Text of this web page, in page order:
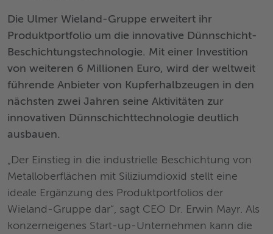
Die Ulmer Wieland-Gruppe erweitert ihr
Produktportfolio um die innovative Dünnschicht-
Beschichtungstechnologie. Mit einer Investition
von weiteren 6 Millionen Euro, wird der weltweit
führende Anbieter von Kupferhalbzeugen in den
nächsten zwei Jahren seine Aktivitäten zur
innovativen Dünnschichttechnologie deutlich
ausbauen.
„Der Einstieg in die industrielle Beschichtung von
Metalloberflächen mit Siliziumdioxid stellt eine
ideale Ergänzung des Produktportfolios der
Wieland-Gruppe dar“, sagt CEO Dr. Erwin Mayr. Als
konzerneigenes Start-up-Unternehmen kann die